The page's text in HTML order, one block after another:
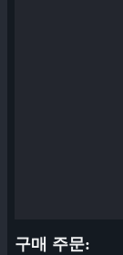
구매 주문: